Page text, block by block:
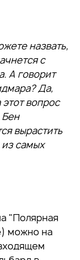
назвать,
с
А говорит
Да,
вопрос
Бен
вырастить
самых
"Полярная
можно на